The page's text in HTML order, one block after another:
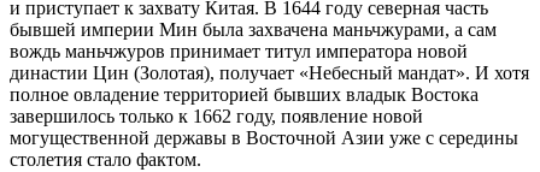
и приступает к захвату Китая. В 1644 году северная часть
бывшей империи Мин была захвачена маньчжурами, а сам
вождь маньчжуров принимает титул императора новой
династии Цин (Золотая), получает «Небесный мандат». И хотя
полное овладение территорией бывших владык Востока
завершилось только к 1662 году, появление новой
могущественной державы в Восточной Азии уже с середины
столетия стало фактом.